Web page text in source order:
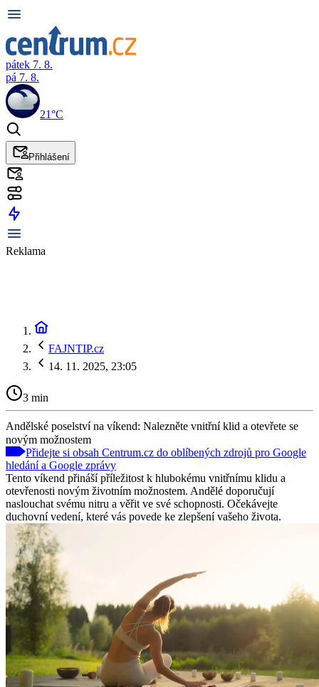
pátek 7. 8.
pá 7. 8.
21°C
Přihlášení
Reklama
FAJNTIP.cz
14. 11. 2025, 23:05
3 min
Andělské poselství na víkend: Nalezněte vnitřní klid a otevřete se
novým možnostem
Přidejte si obsah Centrum.cz do oblíbených zdrojů pro Google
hledání a Google zprávy
Tento víkend přináší příležitost k hlubokému vnitřnímu klidu a
otevřenosti novým životním možnostem. Andělé doporučují
naslouchat svému nitru a věřit ve své schopnosti. Očekávejte
duchovní vedení, které vás povede ke zlepšení vašeho života.